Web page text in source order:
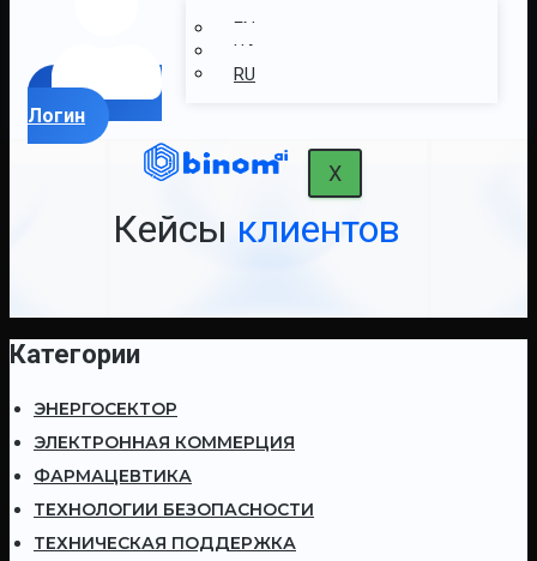
EN
UA
RU
X
Логин
Кейсы клиентов
Категории
ЭНЕРГОСЕКТОР
ЭЛЕКТРОННАЯ КОММЕРЦИЯ
ФАРМАЦЕВТИКА
ТЕХНОЛОГИИ БЕЗОПАСНОСТИ
ТЕХНИЧЕСКАЯ ПОДДЕРЖКА